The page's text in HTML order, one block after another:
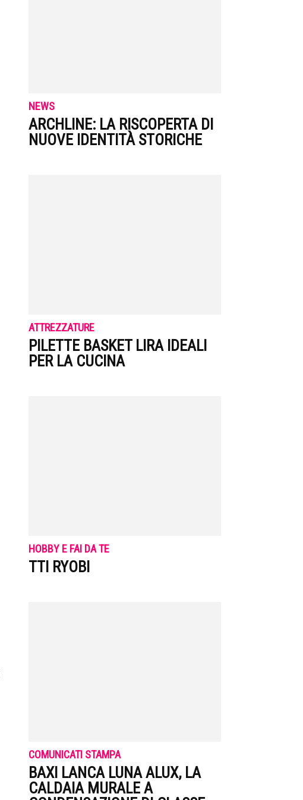
NEWS
ARCHLINE: LA RISCOPERTA DI
NUOVE IDENTITÀ STORICHE
ATTREZZATURE
PILETTE BASKET LIRA IDEALI
PER LA CUCINA
HOBBY E FAI DA TE
TTI RYOBI
COMUNICATI STAMPA
BAXI LANCA LUNA ALUX, LA
CALDAIA MURALE A